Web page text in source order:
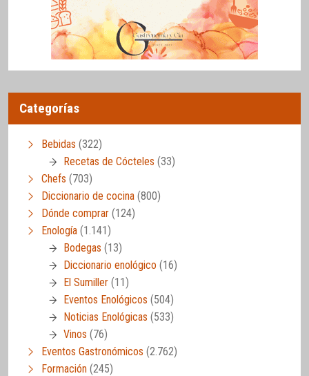
Categorías
Bebidas (322)
Recetas de Cócteles (33)
Chefs (703)
Diccionario de cocina (800)
Dónde comprar (124)
Enología (1.141)
Bodegas (13)
Diccionario enológico (16)
El Sumiller (11)
Eventos Enológicos (504)
Noticias Enológicas (533)
Vinos (76)
Eventos Gastronómicos (2.762)
Formación (245)